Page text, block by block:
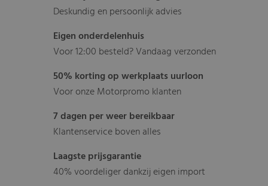
Deskundig en persoonlijk advies
Eigen onderdelenhuis
Voor 12:00 besteld? Vandaag verzonden
50% korting op werkplaats uurloon
Voor onze Motorpromo klanten
7 dagen per weer bereikbaar
Klantenservice boven alles
Laagste prijsgarantie
40% voordeliger dankzij eigen import